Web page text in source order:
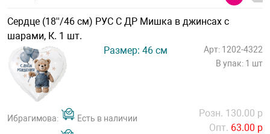
Сердце (18''/46 см) РУС С ДР Мишка в джинсах с
шарами, К. 1 шт.
Размер: 46 см
Арт: 1202-4322
В упак: 1 шт
Ибрагимова: Есть в наличии
Розн. 130.00 р
Опт. 63.00 р